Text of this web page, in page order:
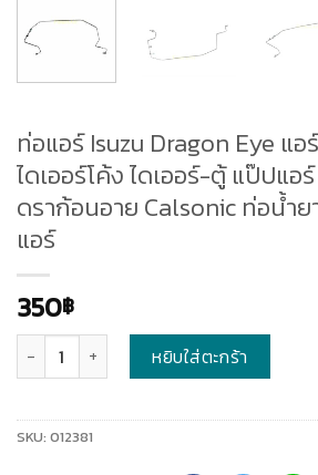
ท่อแอร์ Isuzu Dragon Eye แ
ไดเออร์โค้ง ไดเออร์-ตู้ แป๊ปแอ
ดราก้อนอาย Calsonic ท่อน้ำย
แอร์
350฿
หยิบใส่ตะกร้า
SKU: 012381